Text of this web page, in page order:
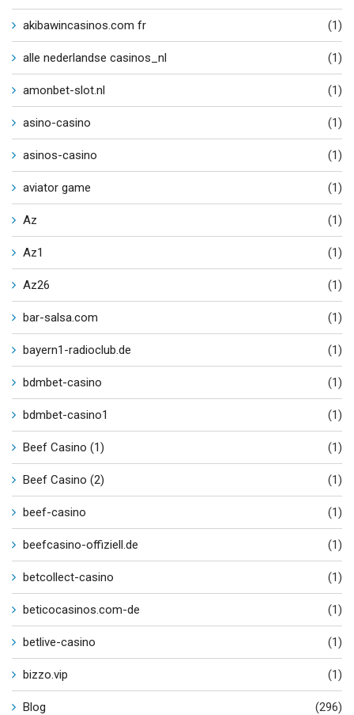
akibawincasinos.com fr (1)
alle nederlandse casinos_nl (1)
amonbet-slot.nl (1)
asino-casino (1)
asinos-casino (1)
aviator game (1)
Az (1)
Az1 (1)
Az26 (1)
bar-salsa.com (1)
bayern1-radioclub.de (1)
bdmbet-casino (1)
bdmbet-casino1 (1)
Beef Casino (1) (1)
Beef Casino (2) (1)
beef-casino (1)
beefcasino-offiziell.de (1)
betcollect-casino (1)
beticocasinos.com-de (1)
betlive-casino (1)
bizzo.vip (1)
Blog (296)